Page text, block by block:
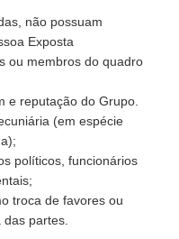
não possuam
Exposta
ou membros do quadro
e reputação do Grupo.
(em espécie
políticos, funcionários
troca de favores ou
partes.